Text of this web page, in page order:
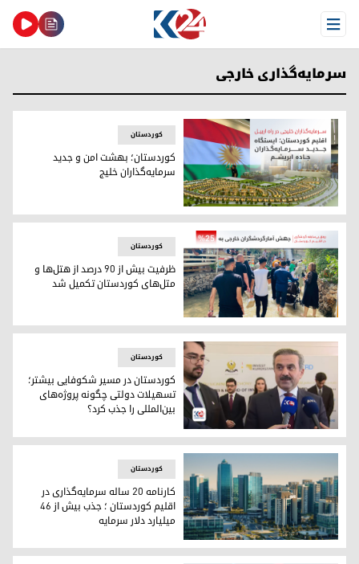
Open Menu
سرمایەگذاری خارجی
کوردستان؛ بهشت امن و جدید سرمایه‌گذاران خلیج
کوردستان
کوردستان؛ بهشت امن و جدید
سرمایه‌گذاران خلیج
ظرفیت بیش از ۹۰ درصد از هتل‌ها و متل‌های کوردستان تکمیل شد
کوردستان
ظرفیت بیش از ۹۰ درصد از هتل‌ها و
متل‌های کوردستان تکمیل شد
محمد شکری، رئیس سازمان سرمایه‌گذاری اقلیم کوردستان
کوردستان
کوردستان در مسیر شکوفایی بیشتر؛
تسهیلات دولتی چگونه پروژه‌های
بین‌المللی را جذب کرد؟
امپایر، نمایی از شهر اربیل
کوردستان
کارنامه ۲۰ ساله سرمایه‌گذاری در
اقلیم کوردستان ؛ جذب بیش از ۴۶
میلیارد دلار سرمایه